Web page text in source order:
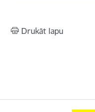
Drukāt lapu